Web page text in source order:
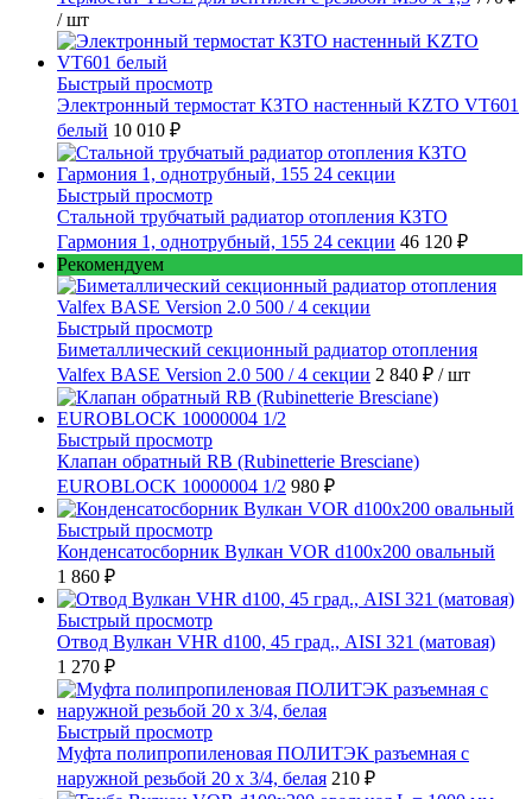
/ шт
Быстрый просмотр
Электронный термостат КЗТО настенный KZTO VT601
белый 10 010 ₽
Быстрый просмотр
Стальной трубчатый радиатор отопления КЗТО
Гармония 1, однотрубный, 155 24 секции 46 120 ₽
Рекомендуем
Быстрый просмотр
Биметаллический секционный радиатор отопления
Valfex BASE Version 2.0 500 / 4 секции 2 840 ₽ / шт
Быстрый просмотр
Клапан обратный RB (Rubinetterie Bresciane)
EUROBLOCK 10000004 1/2 980 ₽
Быстрый просмотр
Конденсатосборник Вулкан VOR d100x200 овальный
1 860 ₽
Быстрый просмотр
Отвод Вулкан VHR d100, 45 град., AISI 321 (матовая)
1 270 ₽
Быстрый просмотр
Муфта полипропиленовая ПОЛИТЭК разъемная с
наружной резьбой 20 x 3/4, белая 210 ₽